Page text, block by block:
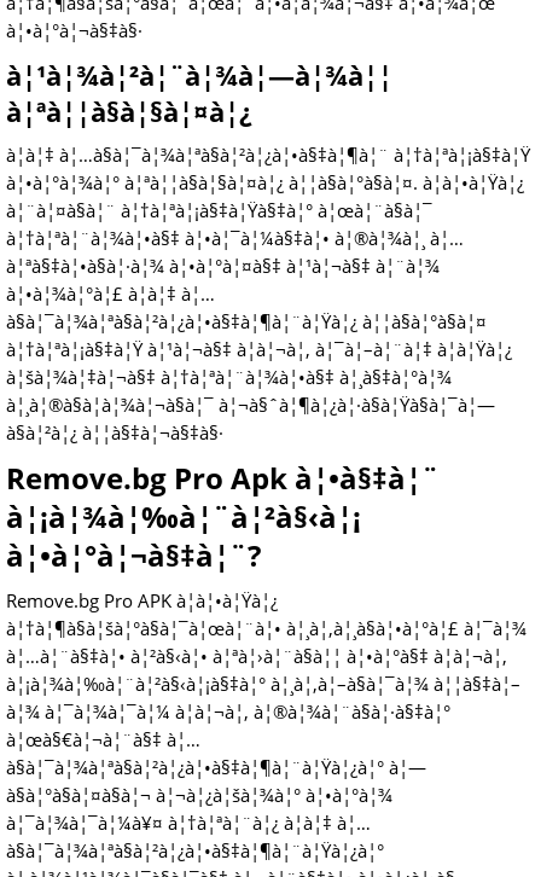
à¦•à¦°à¦¬à§‡à§·
à¦¹à¦¾à¦²à¦¨à¦¾à¦—à¦¾à¦¦
à¦ªà¦¦à§à¦§à¦¤à¦¿
à¦à¦‡ à¦…à§à¦¯à¦¾à¦ªà§à¦²à¦¿à¦•à§‡à¦¶à¦¨ à¦†à¦ªà¦¡à§‡à¦Ÿ
à¦•à¦°à¦¾à¦° à¦ªà¦¦à§à¦§à¦¤à¦¿ à¦¦à§à¦°à§à¦¤. à¦à¦•à¦Ÿà¦¿
à¦¨à¦¤à§à¦¨ à¦†à¦ªà¦¡à§‡à¦Ÿà§‡à¦° à¦œà¦¨à§à¦¯
à¦†à¦ªà¦¨à¦¾à¦•à§‡ à¦•à¦¯à¦¼à§‡à¦• à¦®à¦¾à¦¸ à¦…
à¦ªà§‡à¦•à§à¦·à¦¾ à¦•à¦°à¦¤à§‡ à¦¹à¦¬à§‡ à¦¨à¦¾
à¦•à¦¾à¦°à¦£ à¦à¦‡ à¦…
à§à¦¯à¦¾à¦ªà§à¦²à¦¿à¦•à§‡à¦¶à¦¨à¦Ÿà¦¿ à¦¦à§à¦°à§à¦¤
à¦†à¦ªà¦¡à§‡à¦Ÿ à¦¹à¦¬à§‡ à¦à¦¬à¦‚ à¦¯à¦–à¦¨à¦‡ à¦à¦Ÿà¦¿
à¦šà¦¾à¦‡à¦¬à§‡ à¦†à¦ªà¦¨à¦¾à¦•à§‡ à¦¸à§‡à¦°à¦¾
à¦¸à¦®à§à¦­à¦¾à¦¬à§à¦¯ à¦¬à§ˆà¦¶à¦¿à¦·à§à¦Ÿà§à¦¯à¦—
à§à¦²à¦¿ à¦¦à§‡à¦¬à§‡à§·
Remove.bg Pro Apk à¦•à§‡à¦¨
à¦¡à¦¾à¦‰à¦¨à¦²à§‹à¦¡
à¦•à¦°à¦¬à§‡à¦¨?
Remove.bg Pro APK à¦à¦•à¦Ÿà¦¿
à¦†à¦¶à§à¦šà¦°à§à¦¯à¦œà¦¨à¦• à¦¸à¦‚à¦¸à§à¦•à¦°à¦£ à¦¯à¦¾
à¦…à¦¨à§‡à¦• à¦²à§‹à¦• à¦ªà¦›à¦¨à§à¦¦ à¦•à¦°à§‡ à¦à¦¬à¦‚
à¦¡à¦¾à¦‰à¦¨à¦²à§‹à¦¡à§‡à¦° à¦¸à¦‚à¦–à§à¦¯à¦¾ à¦¦à§‡à¦–
à¦¾ à¦¯à¦¾à¦¯à¦¼ à¦à¦¬à¦‚ à¦®à¦¾à¦¨à§à¦·à§‡à¦°
à¦œà§€à¦¬à¦¨à§‡ à¦…
à§à¦¯à¦¾à¦ªà§à¦²à¦¿à¦•à§‡à¦¶à¦¨à¦Ÿà¦¿à¦° à¦—
à§à¦°à§à¦¤à§à¦¬ à¦¬à¦¿à¦šà¦¾à¦° à¦•à¦°à¦¾
à¦¯à¦¾à¦¯à¦¼à¥¤ à¦†à¦ªà¦¨à¦¿ à¦à¦‡ à¦…
à§à¦¯à¦¾à¦ªà§à¦²à¦¿à¦•à§‡à¦¶à¦¨à¦Ÿà¦¿à¦°